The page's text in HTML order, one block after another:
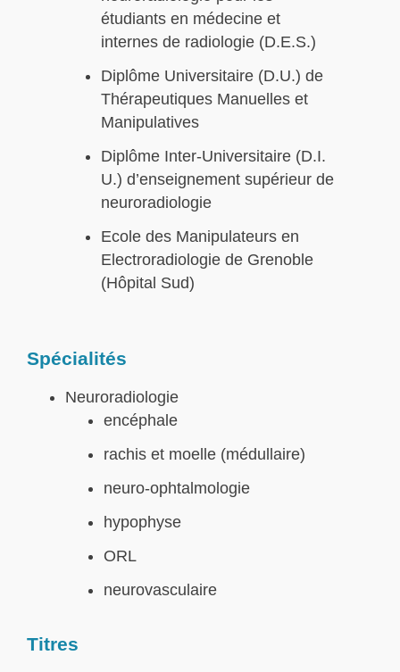
étudiants en médecine et
internes de radiologie (D.E.S.)
Diplôme Universitaire (D.U.) de
Thérapeutiques Manuelles et
Manipulatives
Diplôme Inter-Universitaire (D.I.
U.) d’enseignement supérieur de
neuroradiologie
Ecole des Manipulateurs en
Electroradiologie de Grenoble
(Hôpital Sud)
Spécialités
Neuroradiologie
encéphale
rachis et moelle (médullaire)
neuro-ophtalmologie
hypophyse
ORL
neurovasculaire
Titres